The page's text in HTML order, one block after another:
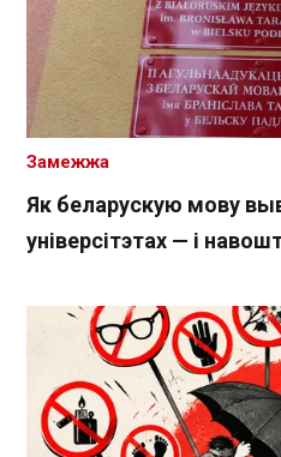
Як беларускую мову
універсітэтах — і
Замежжа